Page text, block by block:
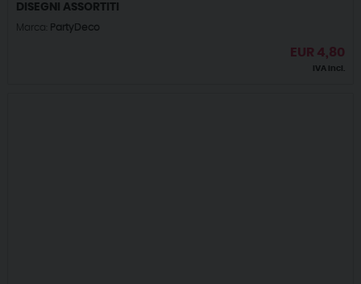
DISEGNI ASSORTITI
Marca: PartyDeco
EUR 4,80
IVA incl.